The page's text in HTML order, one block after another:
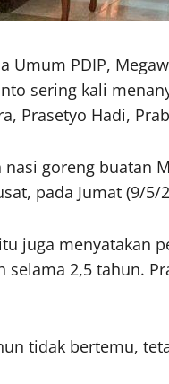
Umum PDIP,
sering kali
Prasetyo Hadi,
nasi goreng buatan
pada Jumat (9/5/
juga menyatakan
selama 2,5 tahun.
tidak bertemu,